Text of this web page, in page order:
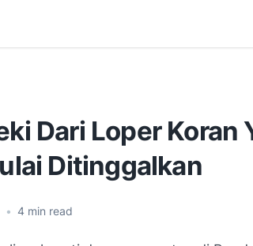
Dari Loper Koran
Ditinggalkan
• 4 min read